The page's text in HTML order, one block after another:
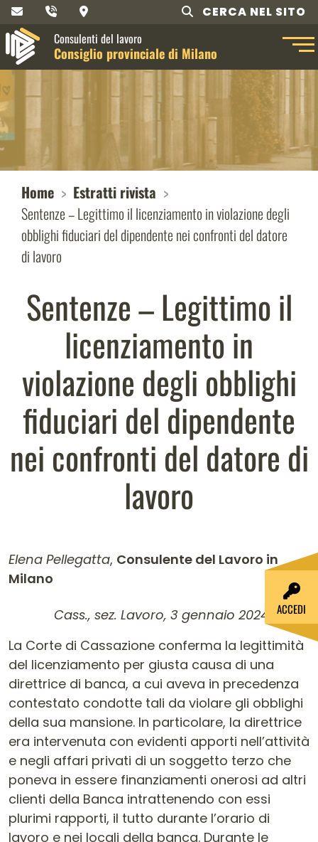
CERCA NEL SITO
Consulenti del lavoro
Consiglio provinciale di Milano
Home
Estratti rivista
Sentenze – Legittimo il licenziamento in violazione degli
obblighi fiduciari del dipendente nei confronti del datore
di lavoro
Sentenze – Legittimo il
licenziamento in
violazione degli obblighi
fiduciari del dipendente
nei confronti del datore di
lavoro
Elena Pellegatta, Consulente del Lavoro in
Milano
Contenuto dell'articolo
Cass., sez. Lavoro, 3 gennaio 2024, n. 109
La Corte di Cassazione conferma la legittimità
del licenziamento per giusta causa di una
direttrice di banca, a cui aveva in precedenza
contestato condotte tali da violare gli obblighi
della sua mansione. In particolare, la direttrice
era intervenuta con evidenti apporti nell’attività
e negli affari privati di un soggetto terzo che
poneva in essere finanziamenti onerosi ad altri
clienti della Banca intrattenendo con essi
plurimi rapporti, il tutto durante l’orario di
lavoro e nei locali della banca. Durante le
ACCEDI